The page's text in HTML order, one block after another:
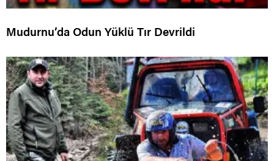
Mudurnu’da Odun Yüklü Tır Devrildi